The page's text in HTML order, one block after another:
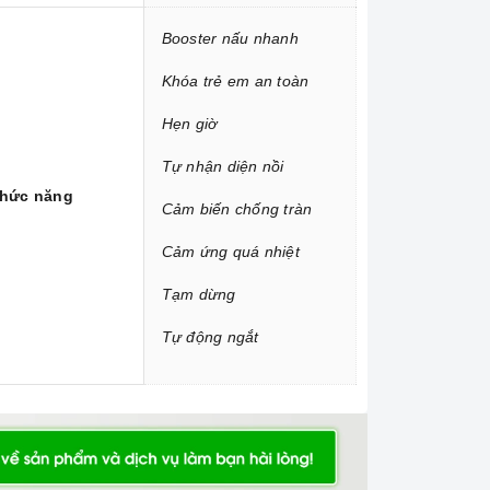
năng
Booster nấu nhanh
Khóa trẻ em an toàn
Hẹn giờ
Tự nhận diện nồi
Cảm biến chống tràn
Cảm ứng quá nhiệt
Tạm dừng
Tự động ngắt